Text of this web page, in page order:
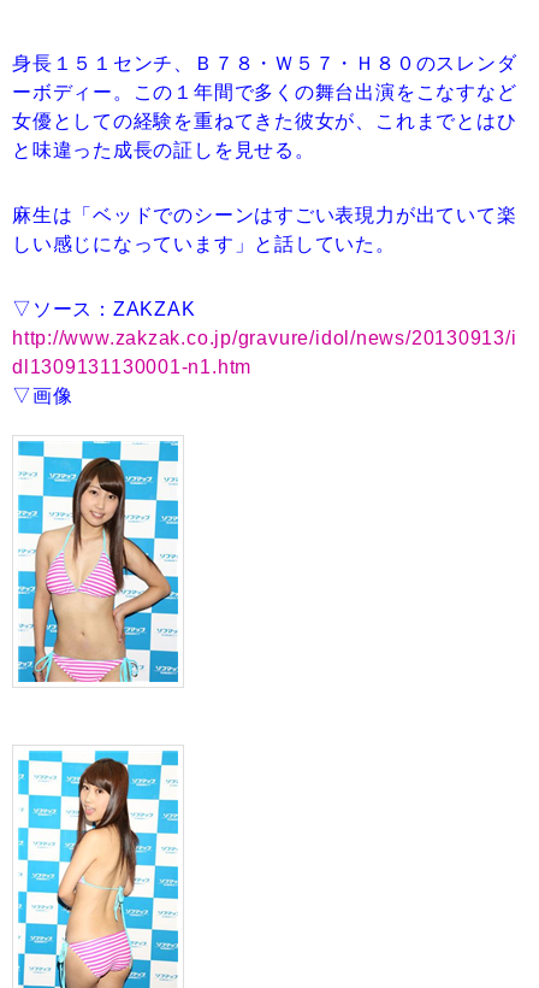
身長１５１センチ、Ｂ７８・Ｗ５７・Ｈ８０のスレンダ
ーボディー。この１年間で多くの舞台出演をこなすなど
女優としての経験を重ねてきた彼女が、これまでとはひ
と味違った成長の証しを見せる。
麻生は「ベッドでのシーンはすごい表現力が出ていて楽
しい感じになっています」と話していた。
▽ソース：ZAKZAK
http://www.zakzak.co.jp/gravure/idol/news/20130913/i
dl1309131130001-n1.htm
▽画像